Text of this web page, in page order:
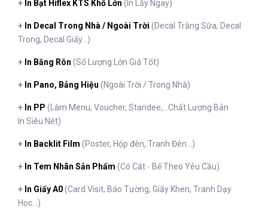
+ In Bạt Hiflex KTS Khổ Lớn (In Lấy Ngay)
+ In Decal Trong Nhà / Ngoài Trời (Decal Trắng Sữa, Decal
Trong, Decal Giấy...)
+ In Băng Rôn (Số Lượng Lớn Giá Tốt)
+ In Pano, Bảng Hiệu (Ngoài Trời / Trong Nhà)
+ In PP (Làm Menu, Voucher, Standee,...Chất Lượng Bản
In Siêu Nét)
+ In Backlit Film (Poster, Hộp đèn, Tranh Đèn...)
+ In Tem Nhãn Sản Phẩm (Có Cắt - Bế Theo Yêu Cầu)
+ In Giấy A0(Card Visit, Báo Tường, Giấy Khen, Tranh Dạy
Học...)